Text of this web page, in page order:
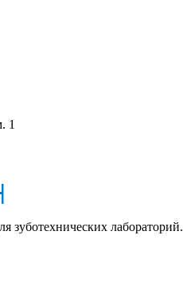
1
зуботехнических лабораторий.